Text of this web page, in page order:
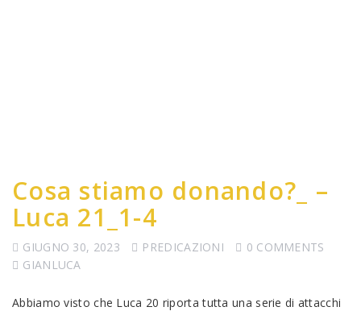
Cosa stiamo donando?_ –
Luca 21_1-4
GIUGNO 30, 2023 PREDICAZIONI
0 COMMENTS
GIANLUCA
Abbiamo visto che Luca 20 riporta tutta una serie di attacchi